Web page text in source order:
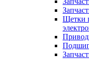
Щетки